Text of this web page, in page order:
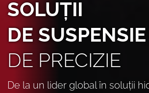
SOLUȚII
DE SUSPENSIE
DE PRECIZIE
De la un lider global în soluții